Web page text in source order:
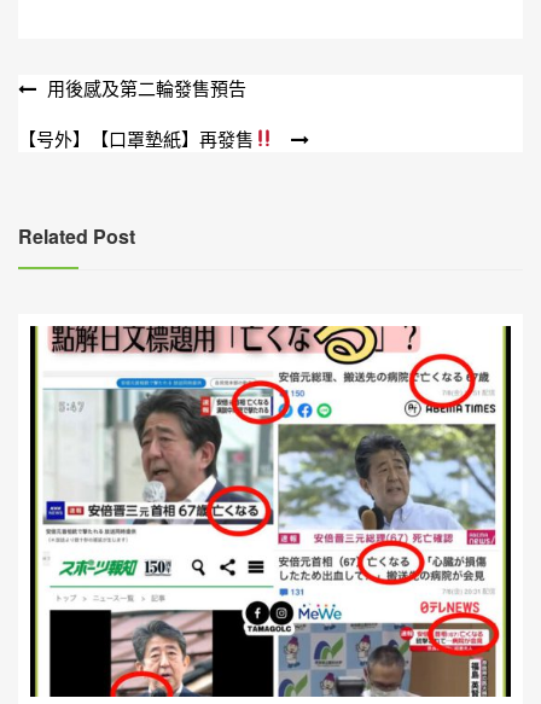
文
章
用後感及第二輪發售預告
【号外】【口罩墊紙】再發售
Related Post